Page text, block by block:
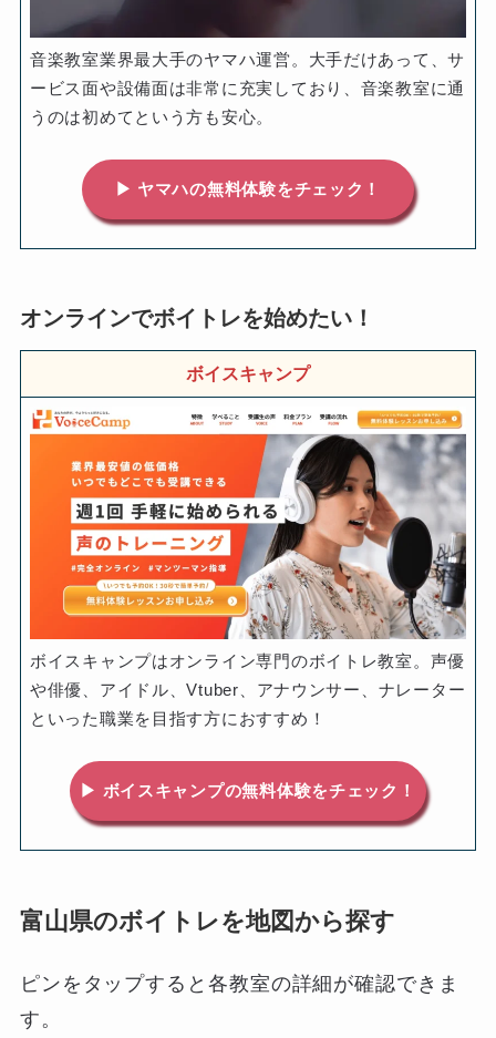
音楽教室業界最大手のヤマハ運営。大手だけあって、サ
ービス面や設備面は非常に充実しており、音楽教室に通
うのは初めてという方も安心。
▶ ヤマハの無料体験をチェック！
オンラインでボイトレを始めたい！
ボイスキャンプ
ボイスキャンプはオンライン専門のボイトレ教室。声優
や俳優、アイドル、Vtuber、アナウンサー、ナレーター
といった職業を目指す方におすすめ！
▶ ボイスキャンプの無料体験をチェック！
富山県のボイトレを地図から探す
ピンをタップすると各教室の詳細が確認できま
す。